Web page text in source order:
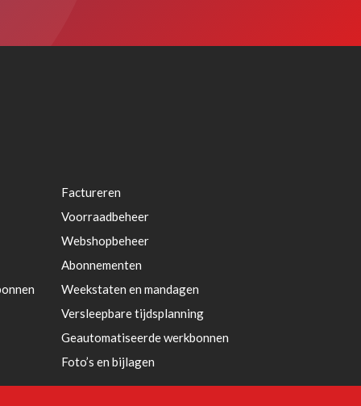
Factureren
Voorraadbeheer
Webshopbeheer
Abonnementen
Weekstaten en mandagen
Versleepbare tijdsplanning
Geautomatiseerde werkbonnen
Foto’s en bijlagen